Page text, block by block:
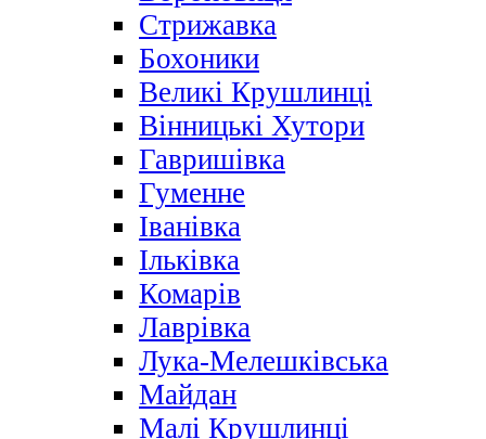
Стрижавка
Бохоники
Великі Крушлинці
Вінницькі Хутори
Гавришівка
Гуменне
Іванівка
Ільківка
Комарів
Лаврівка
Лука-Мелешківська
Майдан
Малі Крушлинці